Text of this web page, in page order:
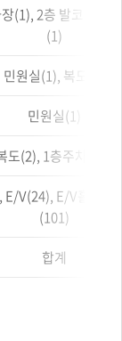
(1), 2층 발코니(2),
(1)
민원실(1), 복도(1)
민원실(1)
도(2), 1층주차장
E/V(24), E/V홀(51),
(101)
합계